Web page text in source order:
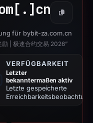
cn Kopieren
für bybit-za.com.cn
| 极速合约交易 2026”
VERFÜGBARKEIT
Letzter
bekanntermaßen aktiv
Letzte gespeicherte
Erreichbarkeitsbeobachtung